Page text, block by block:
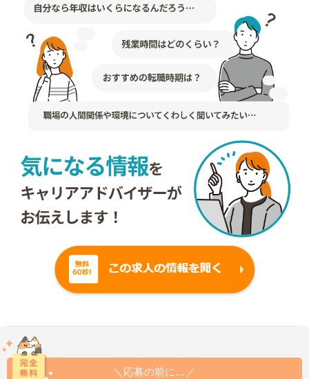
＼応募の前に…／